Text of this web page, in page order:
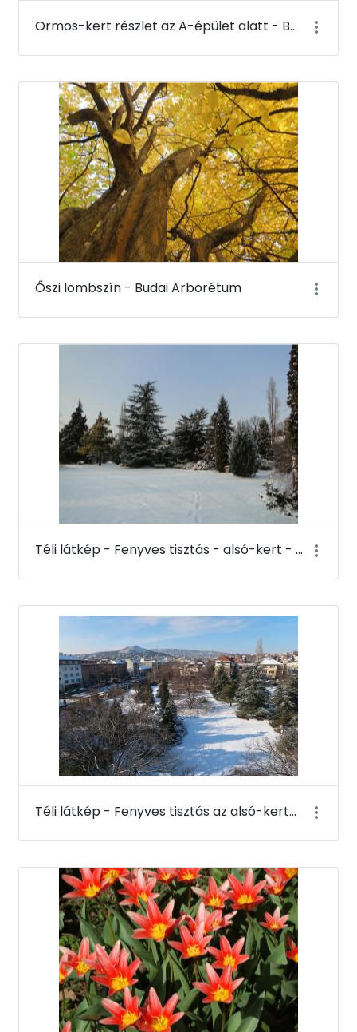
Ormos-kert részlet az A-épület alatt - Budai Arborétum
Őszi lombszín - Budai Arborétum
Téli látkép - Fenyves tisztás - alsó-kert - Budai Arborétum
Téli látkép - Fenyves tisztás az alsó-kertben a K-épület tetejéről - Budai Arborétum